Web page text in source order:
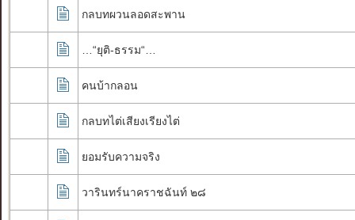
กลบทผวนลอดสะพาน
…“ยุติ-ธรรม“…
คนบ้ากลอน
กลบทไต่เสียงเรียงไต่
ยอมรับความจริง
วารินทร์นาคราชฉันท์ ๒๘